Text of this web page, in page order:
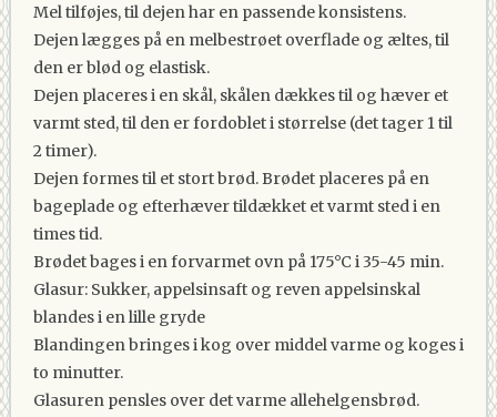
Mel tilføjes, til dejen har en passende konsistens.
Dejen lægges på en melbestrøet overflade og æltes, til
den er blød og elastisk.
Dejen placeres i en skål, skålen dækkes til og hæver et
varmt sted, til den er fordoblet i størrelse (det tager 1 til
2 timer).
Dejen formes til et stort brød. Brødet placeres på en
bageplade og efterhæver tildækket et varmt sted i en
times tid.
Brødet bages i en forvarmet ovn på 175°C i 35-45 min.
Glasur: Sukker, appelsinsaft og reven appelsinskal
blandes i en lille gryde
Blandingen bringes i kog over middel varme og koges i
to minutter.
Glasuren pensles over det varme allehelgensbrød.